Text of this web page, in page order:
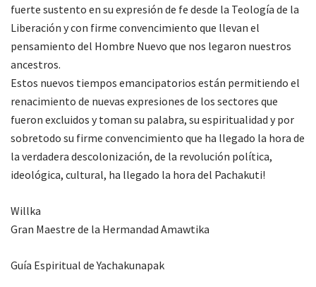
fuerte sustento en su expresión de fe desde la Teología de la
Liberación y con firme convencimiento que llevan el
pensamiento del Hombre Nuevo que nos legaron nuestros
ancestros.
Estos nuevos tiempos emancipatorios están permitiendo el
renacimiento de nuevas expresiones de los sectores que
fueron excluidos y toman su palabra, su espiritualidad y por
sobretodo su firme convencimiento que ha llegado la hora de
la verdadera descolonización, de la revolución política,
ideológica, cultural, ha llegado la hora del Pachakuti!
Willka
Gran Maestre de la Hermandad Amawtika
Guía Espiritual de Yachakunapak